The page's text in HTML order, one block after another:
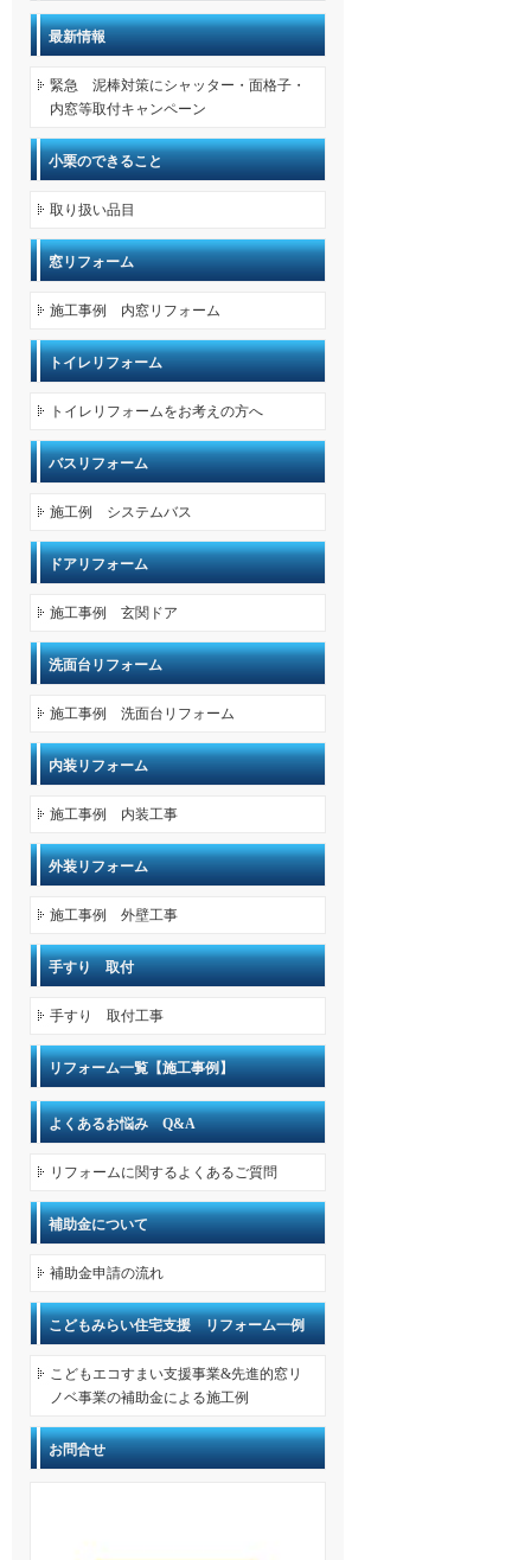
最新情報
緊急 泥棒対策にシャッター・面格子・
内窓等取付キャンペーン
小栗のできること
取り扱い品目
窓リフォーム
施工事例 内窓リフォーム
トイレリフォーム
トイレリフォームをお考えの方へ
バスリフォーム
施工例 システムバス
ドアリフォーム
施工事例 玄関ドア
洗面台リフォーム
施工事例 洗面台リフォーム
内装リフォーム
施工事例 内装工事
外装リフォーム
施工事例 外壁工事
手すり 取付
手すり 取付工事
リフォーム一覧【施工事例】
よくあるお悩み Q&A
リフォームに関するよくあるご質問
補助金について
補助金申請の流れ
こどもみらい住宅支援 リフォーム一例
こどもエコすまい支援事業&先進的窓リ
ノベ事業の補助金による施工例
お問合せ